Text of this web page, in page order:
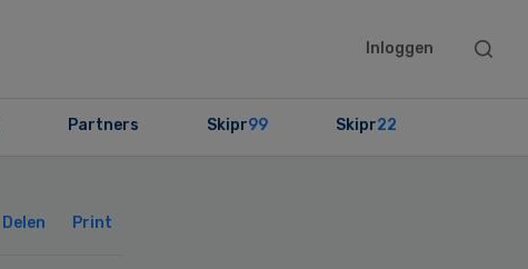
Inloggen
Search
Partners Skipr99 Skipr22
Delen Print